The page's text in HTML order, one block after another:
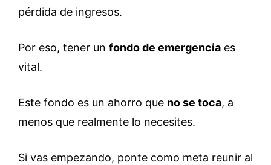
pérdida de ingresos.
Por eso, tener un fondo de emergencia es
vital.
Este fondo es un ahorro que no se toca, a
menos que realmente lo necesites.
Si vas empezando, ponte como meta reunir al